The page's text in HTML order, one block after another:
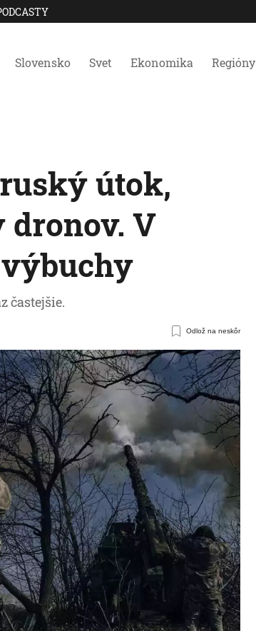
Slovensko Svet Ekonomika Regióny
útok,
V
častejšie.
Odlož na neskôr